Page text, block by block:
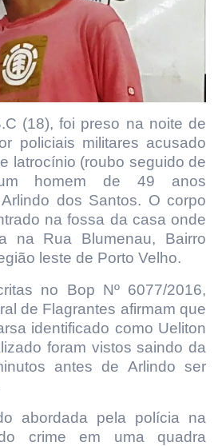
foi preso na noite de
policiais militares acusado
latrocínio (roubo seguido de
homem de 49 anos
dos Santos. O corpo
na fossa da casa onde
na Rua Blumenau, Bairro
leste de Porto Velho.
no Bop Nº 6077/2016,
de Flagrantes afirmam que
identificado como Ueliton
foram vistos saindo da
antes de Arlindo ser
abordada pela polícia na
crime em uma quadra